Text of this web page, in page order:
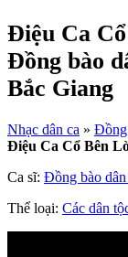
Điệu Ca
Đồng bào
Bắc Giang
Nhạc dân ca » Đồng
Điệu Ca Cổ Bên
Ca sĩ: Đồng bào
Thể loại: Các dân